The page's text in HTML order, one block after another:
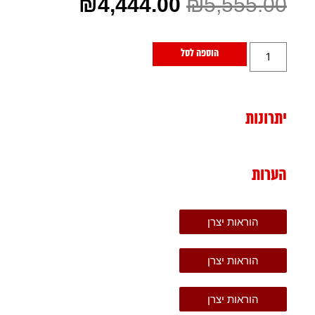
הוספה לסל
יתרונות
הערות
הוראות יצרן
הוראות יצרן
הוראות יצרן